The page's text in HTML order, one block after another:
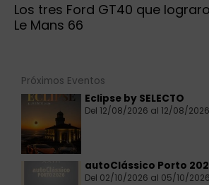
Los tres Ford GT40 que
Le Mans 66
Próximos Eventos
Eclipse by SELECTO
Del 12/08/2026 al 12/08/2026
autoClássico Porto
Del 02/10/2026 al 05/10/2026